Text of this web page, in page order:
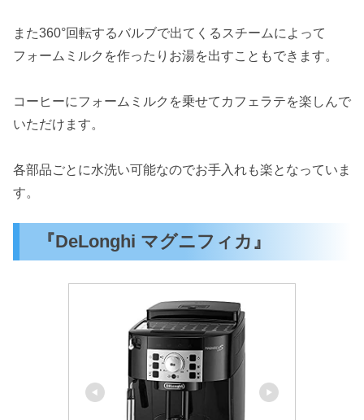
また360°回転するバルブで出てくるスチームによって
フォームミルクを作ったりお湯を出すこともできます。
コーヒーにフォームミルクを乗せてカフェラテを楽しんで
いただけます。
各部品ごとに水洗い可能なのでお手入れも楽となっていま
す。
『DeLonghi マグニフィカ』